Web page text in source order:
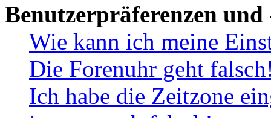
Benutzerpräferenzen und
Wie kann ich meine
Die Forenuhr geht
Ich habe die Zeitzone